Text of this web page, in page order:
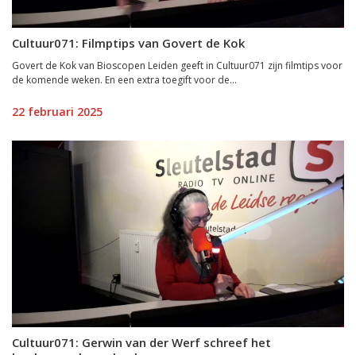
Cultuur071: Filmptips van Govert de Kok
Govert de Kok van Bioscopen Leiden geeft in Cultuur071 zijn filmtips voor
de komende weken. En een extra toegift voor de...
22 februari 2025
Cultuur071: Gerwin van der Werf schreef het